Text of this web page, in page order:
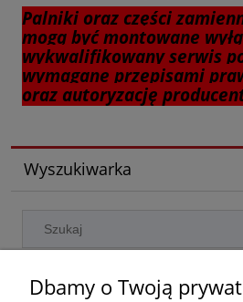
Palniki oraz części
mogą być montowane
wykwalifikowany serwis
wymagane przepisami
oraz autoryzację
Wyszukiwarka
Dbamy o Twoją